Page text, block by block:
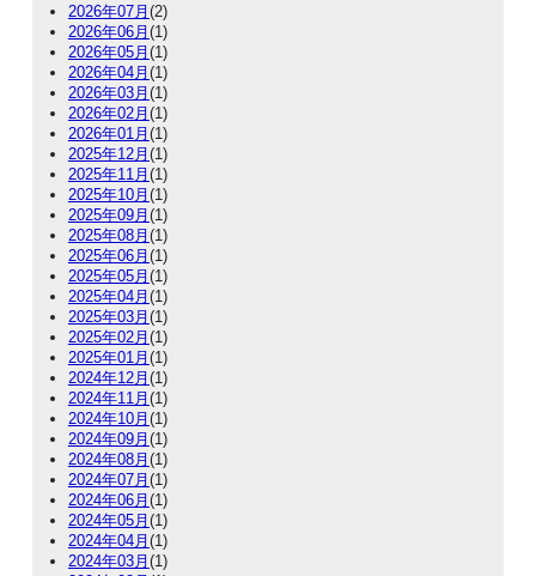
2026年07月 (2)
2026年06月 (1)
2026年05月 (1)
2026年04月 (1)
2026年03月 (1)
2026年02月 (1)
2026年01月 (1)
2025年12月 (1)
2025年11月 (1)
2025年10月 (1)
2025年09月 (1)
2025年08月 (1)
2025年06月 (1)
2025年05月 (1)
2025年04月 (1)
2025年03月 (1)
2025年02月 (1)
2025年01月 (1)
2024年12月 (1)
2024年11月 (1)
2024年10月 (1)
2024年09月 (1)
2024年08月 (1)
2024年07月 (1)
2024年06月 (1)
2024年05月 (1)
2024年04月 (1)
2024年03月 (1)